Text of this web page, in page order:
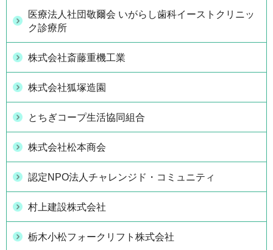
医療法人社団敬爾会 いがらし歯科イーストクリニッ
ク診療所
株式会社斎藤重機工業
株式会社狐塚造園
とちぎコープ生活協同組合
株式会社松本商会
認定NPO法人チャレンジド・コミュニティ
村上建設株式会社
栃木小松フォークリフト株式会社